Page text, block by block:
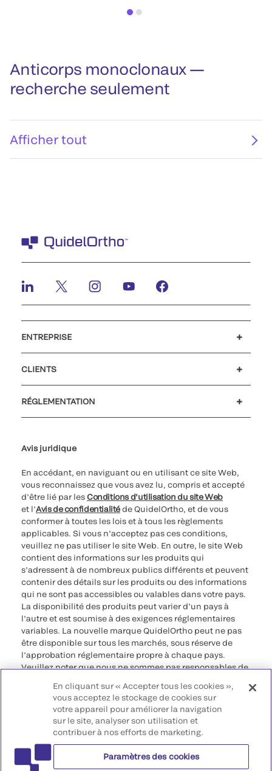
Anticorps monoclonaux —
recherche seulement
Afficher tout
ENTREPRISE
CLIENTS
RÉGLEMENTATION
Avis juridique
En accédant, en naviguant ou en utilisant ce site Web,
vous reconnaissez que vous avez lu, compris et accepté
d’être lié par lesConditions d’utilisation du site Web
et l’Avis de confidentialitéde QuidelOrtho, et de vous
conformer à toutes les lois et à tous les règlements
applicables. Si vous n’acceptez pas ces conditions,
veuillez ne pas utiliser le site Web. En outre, le site Web
contient des informations sur les produits qui
s’adressent à de nombreux publics différents et peuvent
contenir des détails sur les produits ou des informations
qui ne sont pas accessibles ou valables dans votre pays.
La disponibilité des produits peut varier d’un pays à
l’autre et est soumise à des exigences réglementaires
variables. La nouvelle marque QuidelOrtho peut ne pas
être disponible sur tous les marchés, sous réserve de
l’approbation réglementaire propre à chaque pays.
Veuillez noter que nous ne sommes pas responsables de
conformes à une procédure légale, à une
réglementation, à un enregistrement ou à un usage dans
votre pays d’origine.
©2026 QuidelOrtho Corporation. Tous droits réservés.
QuidelOrtho Corporation
En cliquant sur « Accepter tous les cookies »,
vous acceptez le stockage de cookies sur
votre appareil pour améliorer la navigation
sur le site, analyser son utilisation et
contribuer à nos efforts de marketing.
Paramètres des cookies